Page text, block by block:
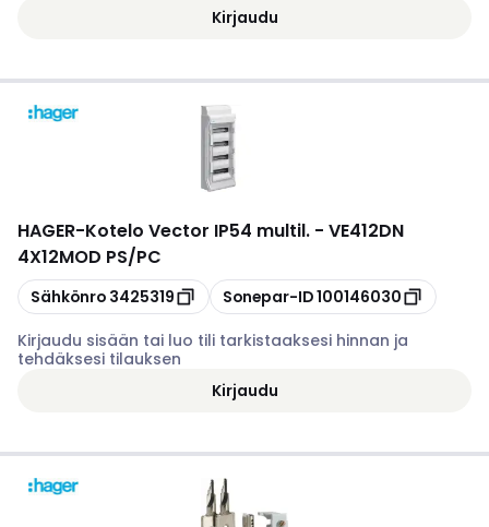
Kirjaudu
HAGER-Kotelo Vector IP54 multil. - VE412DN
4X12MOD PS/PC
Kopioi
Sähkönro 3425319 Kopioi
Sonepar-ID100146030
Kirjaudu sisään tai luo tili tarkistaaksesi hinnan ja
tehdäksesi tilauksen
Kirjaudu